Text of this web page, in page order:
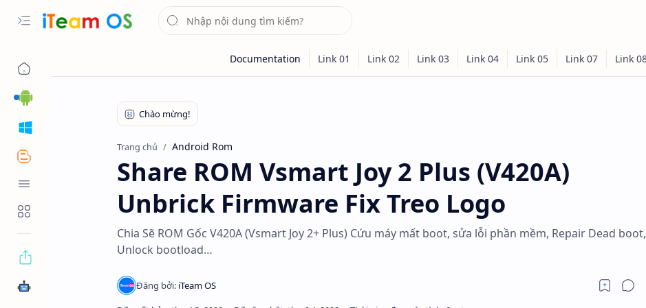
Trang chủ Android Rom
Share ROM Vsmart Joy 2 Plus (V420A)
Unbrick Firmware Fix Treo Logo
Chia Sẽ ROM Gốc V420A (Vsmart Joy 2+ Plus) Cứu máy mất boot, sửa lỗi phần mềm, Repair Dead boot,
Unlock bootload…